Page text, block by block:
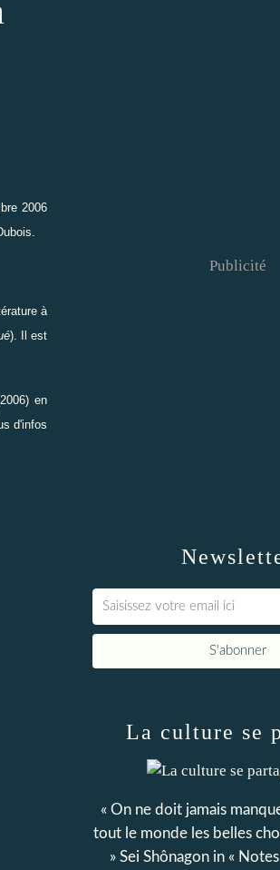
2006
à
). Il est
en
d'infos
Publicité
La culture se
« On ne doit jamais
tout le monde les belles
» Sei Shônagon in «